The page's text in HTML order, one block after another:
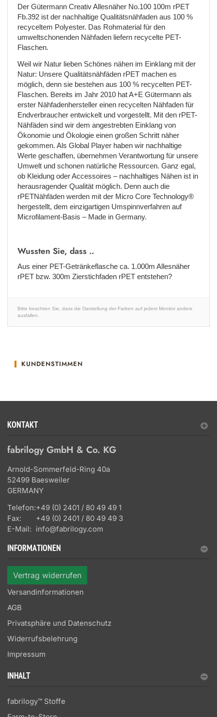
Der Gütermann Creativ Allesnäher No.100 100m rPET
Fb.392 ist der nachhaltige Qualitätsnähfaden aus 100 %
recyceltem Polyester. Das Rohmaterial für den
umweltschonenden Nähfaden liefern recycelte PET-
Flaschen.
Weil wir Natur lieben Schönes nähen im Einklang mit der
Natur: Unsere Qualitätsnähfäden rPET machen es
möglich, denn sie bestehen aus 100 % recycelten PET-
Flaschen. Bereits im Jahr 2010 hat A+E Gütermann als
erster Nähfadenhersteller einen recycelten Nähfaden für
Endverbraucher entwickelt und vorgestellt. Mit den rPET-
Nähfäden sind wir dem angestrebten Einklang von
Ökonomie und Ökologie einen großen Schritt näher
gekommen. Als Global Player haben wir nachhaltige
Werte geschaffen, übernehmen Verantwortung für unsere
Umwelt und schonen natürliche Ressourcen. Ganz egal,
ob Kleidung oder Accessoires – nachhaltiges Nähen ist in
herausragender Qualität möglich. Denn auch die
rPETNähfäden werden mit der Micro Core Technology®
hergestellt, dem einzigartigen Umspinnverfahren auf
Microfilament-Basis – Made in Germany.
Wussten Sie, dass ..
Aus einer PET-Getränkeflasche ca. 1.000m Allesnäher
rPET bzw. 300m Zierstichfaden rPET entstehen?
Bitte beachten Sie, dass die Darstellung der Farben auf jedem Monitor anders
ausfallen.
KUNDENSTIMMEN
KONTAKT
fabrilogy GmbH & Co. KG
Arnold-Sommerfeld-Ring 40a
52499 Baesweiler
GERMANY
Telefon:+49 (0) 2401 / 80 49 49 1
Fax:
+49 (0) 2401 / 80 49 49 3
E-Mail: info@fabrilogy.com
INFORMATIONEN
Vertrag widerrufen
Versandinformationen
AGB
Privatsphäre und Datenschutz
Widerrufsbelehrung
Impressum
INHALT
fabrilogy™ Stoffe